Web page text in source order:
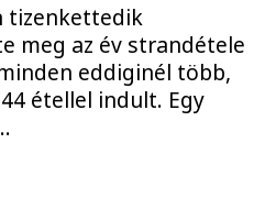
tizenkettedik
meg az év strandétele
eddiginél több,
étellel indult. Egy